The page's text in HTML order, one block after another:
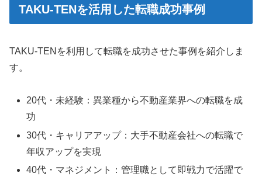
TAKU-TENを活用した転職成功事例
TAKU-TENを利用して転職を成功させた事例を紹介しま
す。
20代・未経験：異業種から不動産業界への転職を成
功
30代・キャリアアップ：大手不動産会社への転職で
年収アップを実現
40代・マネジメント：管理職として即戦力で活躍で